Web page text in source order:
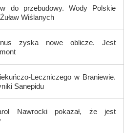
do przebudowy. Wody Polskie
Wiślanych
zyska nowe oblicze. Jest
Leczniczego w Braniewie.
Sanepidu
Nawrocki pokazał, że jest